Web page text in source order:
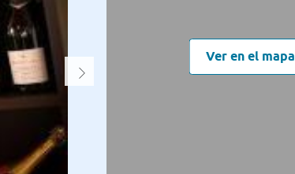
Ver en el mapa